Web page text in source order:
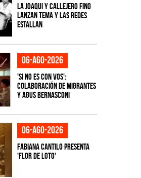
La Joaqui y Callejero Fino
lanzan tema y las redes
estallan
06-ago-2026
'Si No Es Con Vos':
colaboración de Migrantes
y Agus Bernasconi
06-ago-2026
Fabiana Cantilo presenta
'Flor de Loto'